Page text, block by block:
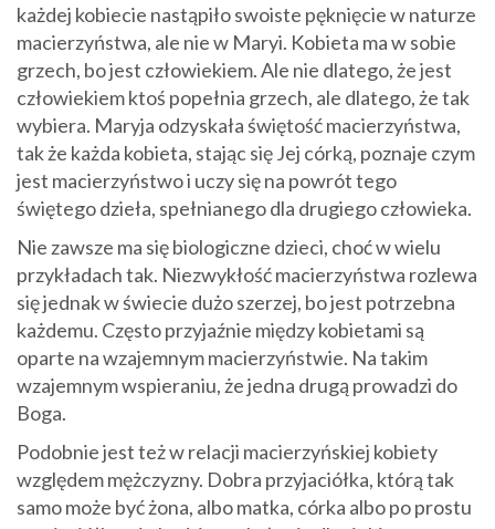
każdej kobiecie nastąpiło swoiste pęknięcie w naturze
macierzyństwa, ale nie w Maryi. Kobieta ma w sobie
grzech, bo jest człowiekiem. Ale nie dlatego, że jest
człowiekiem ktoś popełnia grzech, ale dlatego, że tak
wybiera. Maryja odzyskała świętość macierzyństwa,
tak że każda kobieta, stając się Jej córką, poznaje czym
jest macierzyństwo i uczy się na powrót tego
świętego dzieła, spełnianego dla drugiego człowieka.
Nie zawsze ma się biologiczne dzieci, choć w wielu
przykładach tak. Niezwykłość macierzyństwa rozlewa
się jednak w świecie dużo szerzej, bo jest potrzebna
każdemu. Często przyjaźnie między kobietami są
oparte na wzajemnym macierzyństwie. Na takim
wzajemnym wspieraniu, że jedna drugą prowadzi do
Boga.
Podobnie jest też w relacji macierzyńskiej kobiety
względem mężczyzny. Dobra przyjaciółka, którą tak
samo może być żona, albo matka, córka albo po prostu